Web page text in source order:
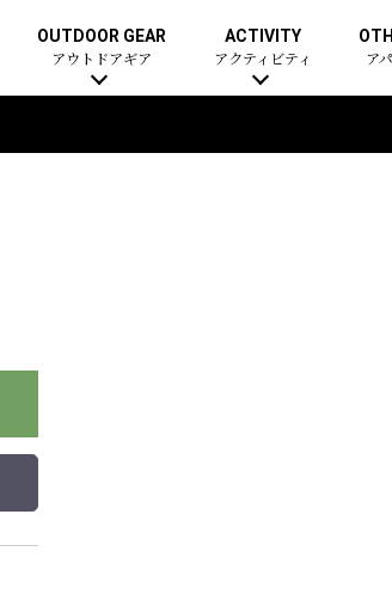
OUTDOOR GEAR
アウトドアギア
ACTIVITY
アクティビティ ア